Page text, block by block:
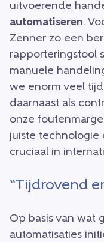
uitvoerende
automatiseren.
Zenner zo een
rapporteringstool
manuele
we enorm veel
daarnaast als
onze
juiste technologie
cruciaal in
“Tijdrovend
Op basis van wat
automatisaties